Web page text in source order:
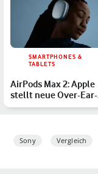
SMARTPHONES &
TABLETS
AirPods Max 2: Apple
stellt neue Over-Ear-
Kopfhörer vor
Sony Vergleich